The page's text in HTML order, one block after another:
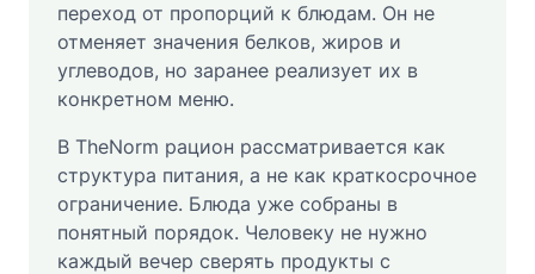
переход от пропорций к блюдам. Он не
отменяет значения белков, жиров и
углеводов, но заранее реализует их в
конкретном меню.
В TheNorm рацион рассматривается как
структура питания, а не как краткосрочное
ограничение. Блюда уже собраны в
понятный порядок. Человеку не нужно
каждый вечер сверять продукты с